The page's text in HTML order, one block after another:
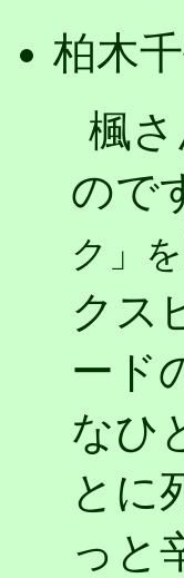
柏木
楓
ので
ク」を
クス
ード
なひ
とに
っと